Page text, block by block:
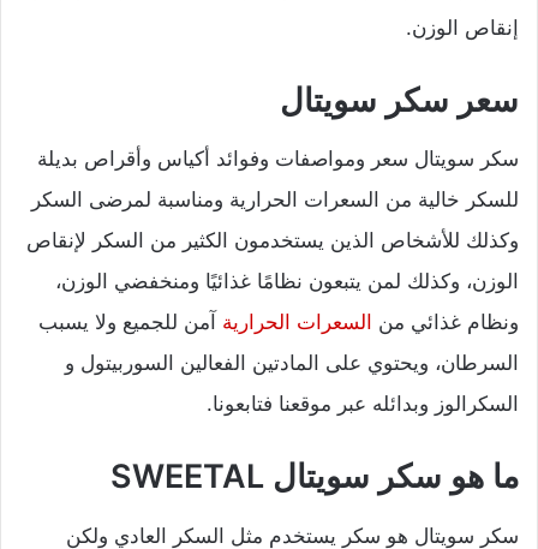
إنقاص الوزن.
سعر سكر سويتال
سكر سويتال سعر ومواصفات وفوائد أكياس وأقراص بديلة
للسكر خالية من السعرات الحرارية ومناسبة لمرضى السكر
وكذلك للأشخاص الذين يستخدمون الكثير من السكر لإنقاص
الوزن، وكذلك لمن يتبعون نظامًا غذائيًا ومنخفضي الوزن،
ونظام غذائي من السعرات الحرارية آمن للجميع ولا يسبب
السرطان، ويحتوي على المادتين الفعالين السوربيتول و
السكرالوز وبدائله عبر موقعنا فتابعونا.
ما هو سكر سويتال SWEETAL
سكر سويتال هو سكر يستخدم مثل السكر العادي ولكن